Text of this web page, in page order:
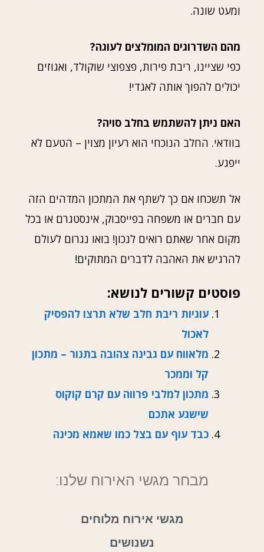
ומעט שונה.
מהם השדרוגים המומלצים לעוגה?
כפי שציינו, ריבת פירות, פצפוצי שוקולד, ואגוזים
יכולים להפוך אותה לאגדי!
האם ניתן להשתמש בחלב סויה?
בוודאי. החלב הנוכחי הוא רעיון מצוין – הטעם לא
ייפגע.
אל תשכחו אם כך לשתף את המתכון המדהים הזה
עם חברים או משפחה בפייסבוק, אינסטגרם או בכל
מקום אחר שאתם רואים לנכון! בואו נגרום לעולם
להרגיש את האהבה לדברים המתוקים!
פוסטים קשורים לנושא:
עוגיות ריבת חלב שלא תרצו להפסיק
לאכול
מלאווח עם גבינה צהובה בתנור – מתכון
קל וממכר
מתכון למלבי פרווה עם קרם קוקוס
שישגע אתכם
כבד עוף עם בצל כמו שאמא מכינה
מבחר מגשי האירוח שלנו:
מגשי אירוח מלוחים
נשנושים